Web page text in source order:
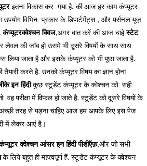
इतना विकास कर गया है. की आज हर काम कंप्यूटर
उपयोग विभिन प्रकार के डिपार्टमेंट्स , और पर्सनल यूज़
कंप्यूटरक्वेश्चन क्विज,अगर बात करें की आज चाहेस्टेट
लेवल की जॉब हो उसमे भी दूसरे विषयों के साथ साथ
लिया जाता है और इसके कंप्यूटर को भी पूछा जाता है.
तैयारी करते है. उनको कंप्यूटर विषय का ज्ञान होना
इन हिंदीकुछ स्टूडेंट कंप्यूटर के क्वेश्चन को सही
वह परीक्षा में विफल हो जाते है. स्टूडेंट को दूसरे विषयों के
अच्छी तरह से पड़ना चाहिए आज हम आपके लिए इस पेज
में लेकर आएं है।
क्वेश्चन आंसर इन हिंदी पीडीऍफ़,और जो सभी
के लिये बहुत ही महत्वपूर्ण हैं. स्टूडेंट कंप्यूटर के क्वेश्चन